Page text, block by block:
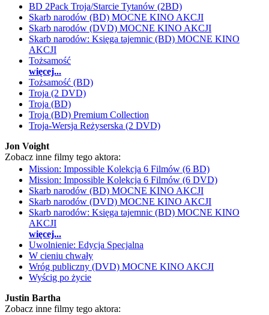
BD 2Pack Troja/Starcie Tytanów (2BD)
Skarb narodów (BD) MOCNE KINO AKCJI
Skarb narodów (DVD) MOCNE KINO AKCJI
Skarb narodów: Księga tajemnic (BD) MOCNE KINO
AKCJI
Tożsamość
więcej...
Tożsamość (BD)
Troja (2 DVD)
Troja (BD)
Troja (BD) Premium Collection
Troja-Wersja Reżyserska (2 DVD)
Jon Voight
Zobacz inne filmy tego aktora:
Mission: Impossible Kolekcja 6 Filmów (6 BD)
Mission: Impossible Kolekcja 6 Filmów (6 DVD)
Skarb narodów (BD) MOCNE KINO AKCJI
Skarb narodów (DVD) MOCNE KINO AKCJI
Skarb narodów: Księga tajemnic (BD) MOCNE KINO
AKCJI
więcej...
Uwolnienie: Edycja Specjalna
W cieniu chwały
Wróg publiczny (DVD) MOCNE KINO AKCJI
Wyścig po życie
Justin Bartha
Zobacz inne filmy tego aktora: